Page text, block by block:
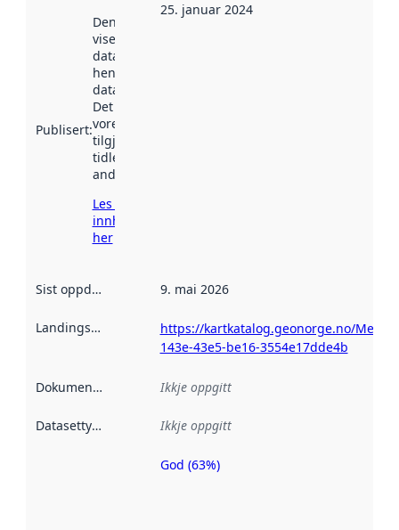
Publisert:
Denne datoen
viser når
datasettet vart
henta inn av
data.norge.no.
Det kan ha
vore
tilgjengeleg
tidlegare
andre stader.
Les meir om
innhenting
her
25. januar 2024
Sist oppdatert 9. mai 2026
Landingsside
https://kartkatalog.geonorge.no/
143e-43e5-be16-3554e17dde4b
Dokumentasjon Ikkje oppgitt
Datasettype Ikkje oppgitt
Metadatakvalitet
God (63%)